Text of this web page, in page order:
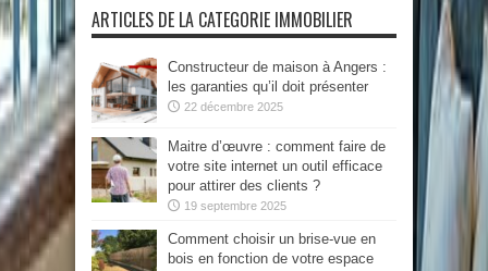
ARTICLES DE LA CATEGORIE IMMOBILIER
Constructeur de maison à Angers :
les garanties qu’il doit présenter
22 décembre 2025
Maitre d’œuvre : comment faire de
votre site internet un outil efficace
pour attirer des clients ?
19 septembre 2025
Comment choisir un brise-vue en
bois en fonction de votre espace